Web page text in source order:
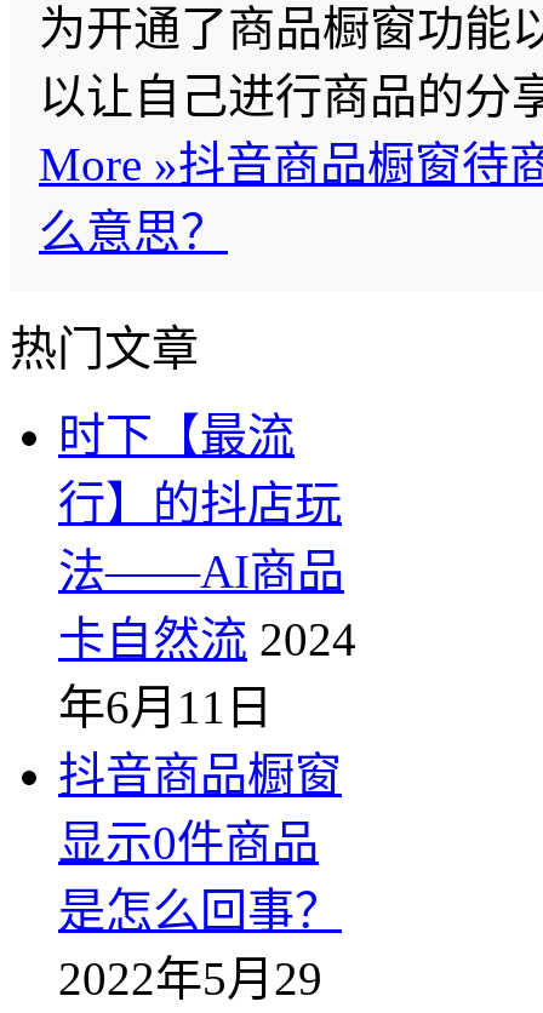
为开通了商品橱窗功能
以让自己进行商品的
More »抖音商品橱窗待
么意思？
热门文章
时下【最流
行】的抖店玩
法——AI商品
卡自然流 2024
年6月11日
抖音商品橱窗
显示0件商品
是怎么回事？
2022年5月29